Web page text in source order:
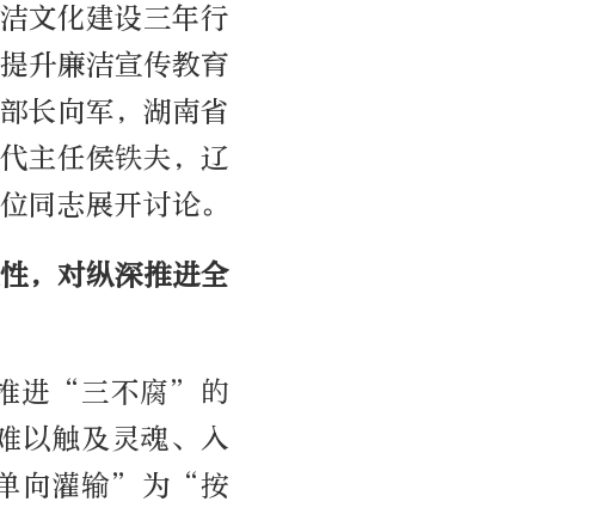
文化建设三年行
升廉洁宣传教育
长向军，湖南省
主任侯铁夫，辽
同志展开讨论。
，对纵深推进全
推进“三不腐”的
以触及灵魂、入
向灌输”为“按